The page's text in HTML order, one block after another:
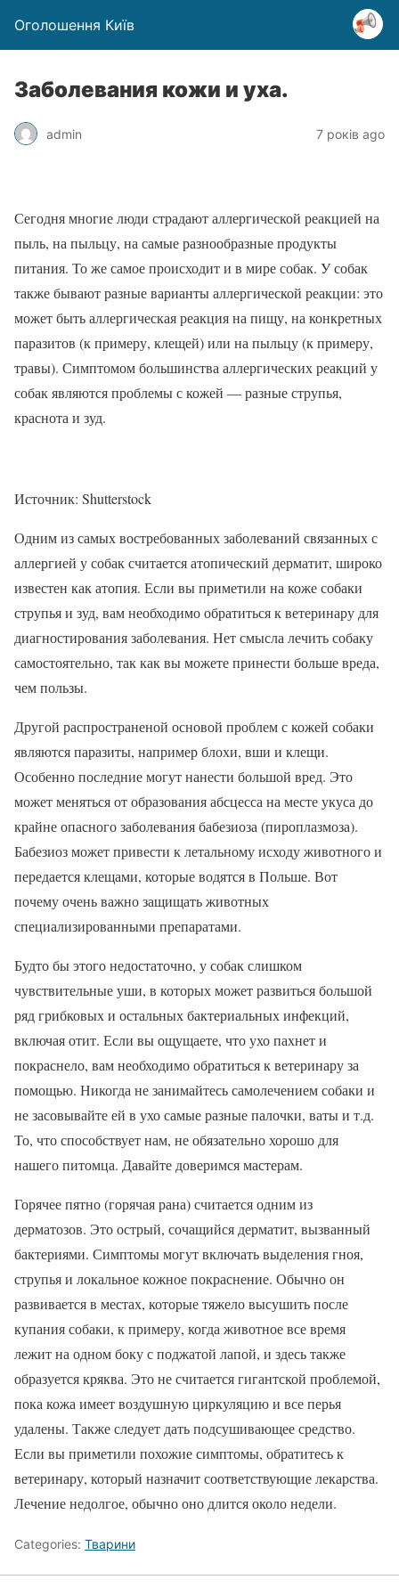
Оголошення Київ
Заболевания кожи и уха.
admin 7 років ago
Сегодня многие люди страдают аллергической реакцией на
пыль, на пыльцу, на самые разнообразные продукты
питания. То же самое происходит и в мире собак. У собак
также бывают разные варианты аллергической реакции: это
может быть аллергическая реакция на пищу, на конкретных
паразитов (к примеру, клещей) или на пыльцу (к примеру,
травы). Симптомом большинства аллергических реакций у
собак являются проблемы с кожей — разные струпья,
краснота и зуд.
Источник: Shutterstock
Одним из самых востребованных заболеваний связанных с
аллергией у собак считается атопический дерматит, широко
известен как атопия. Если вы приметили на коже собаки
струпья и зуд, вам необходимо обратиться к ветеринару для
диагностирования заболевания. Нет смысла лечить собаку
самостоятельно, так как вы можете принести больше вреда,
чем пользы.
Другой распространеной основой проблем с кожей собаки
являются паразиты, например блохи, вши и клещи.
Особенно последние могут нанести большой вред. Это
может меняться от образования абсцесса на месте укуса до
крайне опасного заболевания бабезиоза (пироплазмоза).
Бабезиоз может привести к летальному исходу животного и
передается клещами, которые водятся в Польше. Вот
почему очень важно защищать животных
специализированными препаратами.
Будто бы этого недостаточно, у собак слишком
чувствительные уши, в которых может развиться большой
ряд грибковых и остальных бактериальных инфекций,
включая отит. Если вы ощущаете, что ухо пахнет и
покраснело, вам необходимо обратиться к ветеринару за
помощью. Никогда не занимайтесь самолечением собаки и
не засовывайте ей в ухо самые разные палочки, ваты и т.д.
То, что способствует нам, не обязательно хорошо для
нашего питомца. Давайте доверимся мастерам.
Горячее пятно (горячая рана) считается одним из
дерматозов. Это острый, сочащийся дерматит, вызванный
бактериями. Симптомы могут включать выделения гноя,
струпья и локальное кожное покраснение. Обычно он
развивается в местах, которые тяжело высушить после
купания собаки, к примеру, когда животное все время
лежит на одном боку с поджатой лапой, и здесь также
образуется кряква. Это не считается гигантской проблемой,
пока кожа имеет воздушную циркуляцию и все перья
удалены. Также следует дать подсушивающее средство.
Если вы приметили похожие симптомы, обратитесь к
ветеринару, который назначит соответствующие лекарства.
Лечение недолгое, обычно оно длится около недели.
Categories: Тварини